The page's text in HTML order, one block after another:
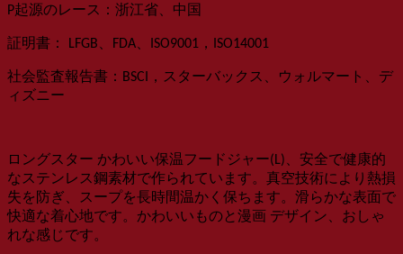
P起源のレース ： 浙江省、中国
証明書 ： LFGB、FDA、ISO9001 ， ISO14001
社会監査報告書 ： BSCI ， スターバックス、ウォルマート、デ
ィズニー
ロングスター かわいい保温フードジャー(L)、 安全で健康的
なステンレス鋼素材で作られています。真空技術により熱損
失を防ぎ、スープを長時間温かく保ちます。滑らかな表面で
快適な着心地です。かわいいものと 漫画 デザイン、おしゃ
れな感じです。